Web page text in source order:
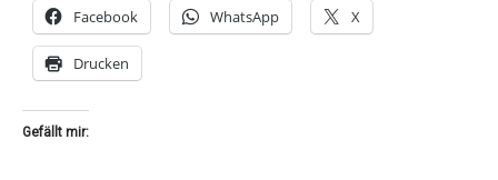
Facebook WhatsApp X
Drucken
Gefällt mir: